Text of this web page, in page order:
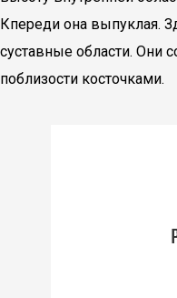
Кпереди она выпуклая.
суставные области. Они
поблизости косточками.